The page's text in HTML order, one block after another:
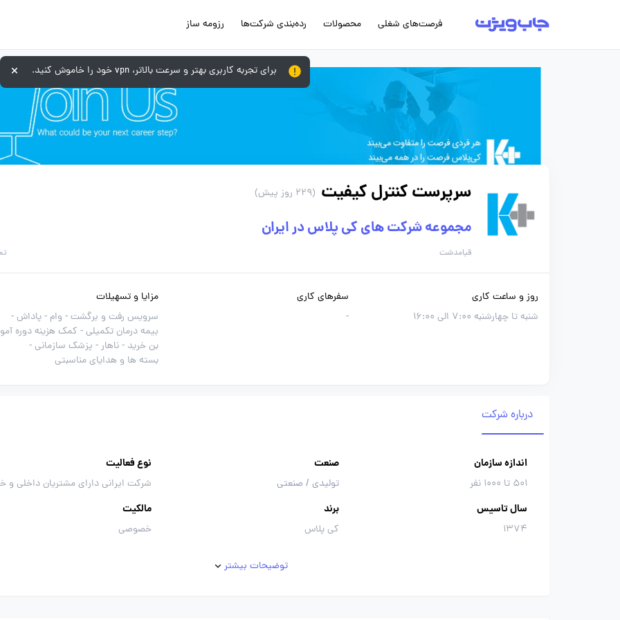
فرصت‌های شغلی محصولات رده‌بندی شرکت‌ها رزومه ساز
سرپرست کنترل کیفیت (229 روز پیش)
مجموعه شرکت های کی پلاس در ایران
قیامدشت
روز و ساعت کاری
شنبه تا چهارشنبه 7:00 الی 16:00
سفرهای کاری
-
مزایا و تسهیلات
سرویس رفت و برگشت - وام - پاداش -
بیمه درمان تکمیلی - کمک هزینه دوره
بن خرید - ناهار - پزشک سازمانی -
بسته ها و هدایای مناسبتی
درباره شرکت
اندازه سازمان
501 تا 1000 نفر
صنعت
تولیدی / صنعتی
نوع فعالیت
شرکت ایرانی دارای مشتریان داخلی و
سال تاسیس
1374
برند
کی پلاس
مالکیت
خصوصی
توضیحات بیشتر
برای تجربه کاربری بهتر و سرعت بالاتر، vpn خود را خاموش کنید.